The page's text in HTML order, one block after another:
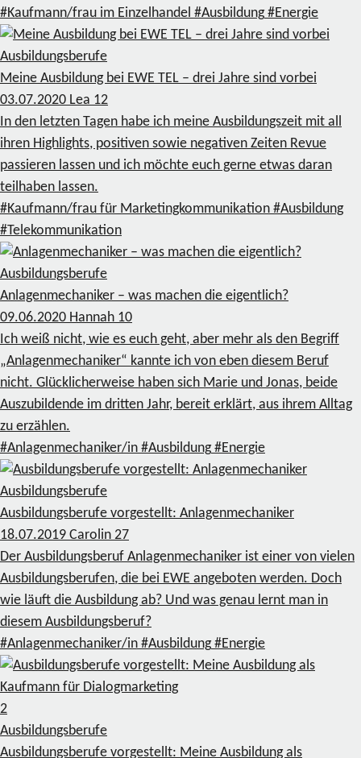
#Kaufmann/frau im Einzelhandel #Ausbildung #Energie
Ausbildungsberufe
Meine Ausbildung bei EWE TEL – drei Jahre sind vorbei
03.07.2020 Lea 12
In den letzten Tagen habe ich meine Ausbildungszeit mit all
ihren Highlights, positiven sowie negativen Zeiten Revue
passieren lassen und ich möchte euch gerne etwas daran
teilhaben lassen.
#Kaufmann/frau für Marketingkommunikation #Ausbildung
#Telekommunikation
Ausbildungsberufe
Anlagenmechaniker – was machen die eigentlich?
09.06.2020 Hannah 10
Ich weiß nicht, wie es euch geht, aber mehr als den Begriff
„Anlagenmechaniker“ kannte ich von eben diesem Beruf
nicht. Glücklicherweise haben sich Marie und Jonas, beide
Auszubildende im dritten Jahr, bereit erklärt, aus ihrem Alltag
zu erzählen.
#Anlagenmechaniker/in #Ausbildung #Energie
Ausbildungsberufe
Ausbildungsberufe vorgestellt: Anlagenmechaniker
18.07.2019 Carolin 27
Der Ausbildungsberuf Anlagenmechaniker ist einer von vielen
Ausbildungsberufen, die bei EWE angeboten werden. Doch
wie läuft die Ausbildung ab? Und was genau lernt man in
diesem Ausbildungsberuf?
#Anlagenmechaniker/in #Ausbildung #Energie
2
Ausbildungsberufe
Ausbildungsberufe vorgestellt: Meine Ausbildung als